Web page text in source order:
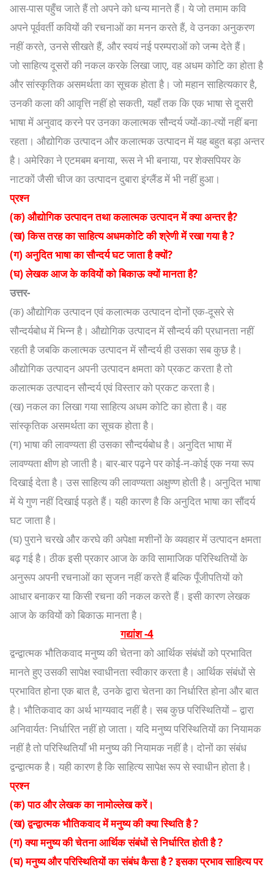
आस-पास पहुँच जाते हैं तो अपने को धन्य मानते हैं। ये जो तमाम कवि
अपने पूर्ववर्ती कवियों की रचनाओं का मनन करते हैं, वे उनका अनुकरण
नहीं करते, उनसे सीखते हैं, और स्वयं नई परम्पराओं को जन्म देते हैं।
जो साहित्य दूसरों की नकल करके लिखा जाए, वह अधम कोटि का होता है
और सांस्कृतिक असमर्थता का सूचक होता है। जो महान साहित्यकार है,
उनकी कला की आवृत्ति नहीं हो सकती, यहाँ तक कि एक भाषा से दूसरी
भाषा में अनुवाद करने पर उनका कलात्मक सौन्दर्य ज्यों-का-त्यों नहीं बना
रहता। औद्योगिक उत्पादन और कलात्मक उत्पादन में यह बहुत बड़ा अन्तर
है। अमेरिका ने एटमबम बनाया, रूस ने भी बनाया, पर शेक्सपियर के
नाटकों जैसी चीज का उत्पादन दुबारा इंग्लैंड में भी नहीं हुआ।
प्रश्न
(क) औद्योगिक उत्पादन तथा कलात्मक उत्पादन में क्या अन्तर है?
(ख) किस तरह का साहित्य अधमकोटि की श्रेणी में रखा गया है ?
(ग) अनुदित भाषा का सौन्दर्य घट जाता है क्यों?
(घ) लेखक आज के कवियों को बिकाऊ क्यों मानता है?
उत्तर-
(क) औद्योगिक उत्पादन एवं कलात्मक उत्पादन दोनों एक-दूसरे से
सौन्दर्यबोध में भिन्न है। औद्योगिक उत्पादन में सौन्दर्य की प्रधानता नहीं
रहती है जबकि कलात्मक उत्पादन में सौन्दर्य ही उसका सब कुछ है।
औद्योगिक उत्पादन अपनी उत्पादन क्षमता को प्रकट करता है तो
कलात्मक उत्पादन सौन्दर्य एवं विस्तार को प्रकट करता है।
(ख) नकल का लिखा गया साहित्य अधम कोटि का होता है। वह
सांस्कृतिक असमर्थता का सूचक होता है।
(ग) भाषा की लावण्यता ही उसका सौन्दर्यबोध है। अनुदित भाषा में
लावण्यता क्षीण हो जाती है। बार-बार पढ़ने पर कोई-न-कोई एक नया रूप
दिखाई देता है। उस साहित्य की लावण्यता अक्षुण्ण होती है। अनुदित भाषा
में ये गुण नहीं दिखाई पड़ते हैं। यही कारण है कि अनुदित भाषा का सौंदर्य
घट जाता है।
(घ) पुराने चरखे और करघे की अपेक्षा मशीनों के व्यवहार में उत्पादन क्षमता
बढ़ गई है। ठीक इसी प्रकार आज के कवि सामाजिक परिस्थितियों के
अनुरूप अपनी रचनाओं का सृजन नहीं करते हैं बल्कि पूँजीपतियों को
आधार बनाकर या किसी रचना की नकल करते हैं। इसी कारण लेखक
आज के कवियों को बिकाऊ मानता है।
गद्यांश -4
द्वन्द्वात्मक भौतिकवाद मनुष्य की चेतना को आर्थिक संबंधों को प्रभावित
मानते हुए उसकी सापेक्ष स्वाधीनता स्वीकार करता है। आर्थिक संबंधों से
प्रभावित होना एक बात है, उनके द्वारा चेतना का निर्धारित होना और बात
है। भौतिकवाद का अर्थ भाग्यवाद नहीं है। सब कुछ परिस्थितियों – द्वारा
अनिवार्यतः निर्धारित नहीं हो जाता। यदि मनुष्य परिस्थितियों का नियामक
नहीं है तो परिस्थितियाँ भी मनुष्य की नियामक नहीं है। दोनों का संबंध
द्वन्द्वात्मक है। यही कारण है कि साहित्य सापेक्ष रूप से स्वाधीन होता है।
प्रश्न
(क) पाठ और लेखक का नामोल्लेख करें।
(ख) द्वन्द्वात्मक भौतिकवाद में मनुष्य की क्या स्थिति है ?
(ग) क्या मनुष्य की चेतना आर्थिक संबंधों से निर्धारित होती है ?
(घ) मनुष्य और परिस्थितियों का संबंध कैसा है ? इसका प्रभाव साहित्य पर